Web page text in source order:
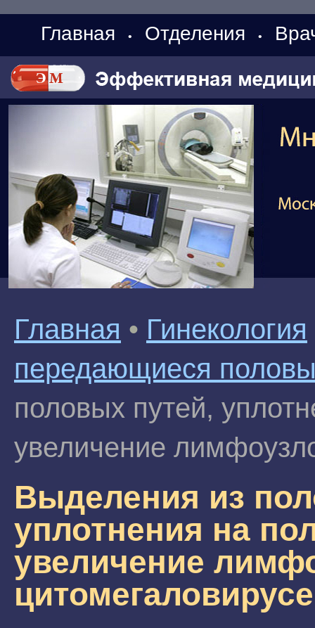
Главная • Отделения •
Главная • Гинекология
передающиеся
половых путей,
увеличение
Выделения из
уплотнения на
увеличение
цитомегаловирусе